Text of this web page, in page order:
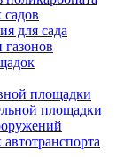
для сада
площадки
площадки